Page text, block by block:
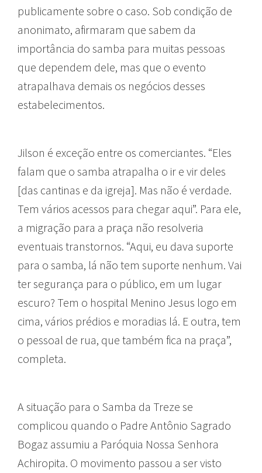
publicamente sobre o caso. Sob condição de
anonimato, afirmaram que sabem da
importância do samba para muitas pessoas
que dependem dele, mas que o evento
atrapalhava demais os negócios desses
estabelecimentos.
Jilson é exceção entre os comerciantes. “Eles
falam que o samba atrapalha o ir e vir deles
[das cantinas e da igreja]. Mas não é verdade.
Tem vários acessos para chegar aqui”. Para ele,
a migração para a praça não resolveria
eventuais transtornos. “Aqui, eu dava suporte
para o samba, lá não tem suporte nenhum. Vai
ter segurança para o público, em um lugar
escuro? Tem o hospital Menino Jesus logo em
cima, vários prédios e moradias lá. E outra, tem
o pessoal de rua, que também fica na praça”,
completa.
A situação para o Samba da Treze se
complicou quando o Padre Antônio Sagrado
Bogaz assumiu a Paróquia Nossa Senhora
Achiropita. O movimento passou a ser visto